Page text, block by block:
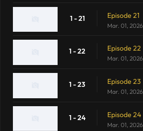
1 - 21 Episode 21
Mar. 01, 2026
1 - 22 Episode 22
Mar. 01, 2026
1 - 23 Episode 23
Mar. 01, 2026
1 - 24 Episode 24
Mar. 01, 2026